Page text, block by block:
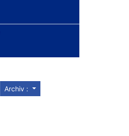
Archiv :